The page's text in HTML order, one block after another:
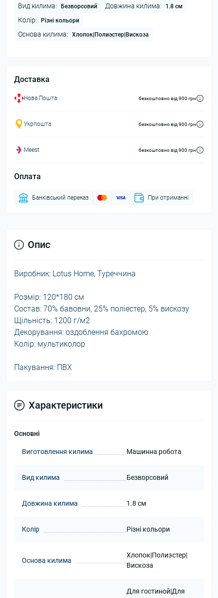
Вид килима: Безворсовий Довжина килима: 1.8 см
Колір: Різні кольори
Основа килима: Хлопок|Полиэстер|Вискоза
Доставка
Нова Пошта безкоштовно від 900 грн
Укрпошта безкоштовно від 900 грн
Meest безкоштовно від 900 грн
Оплата
Банківський переказ При отриманні
Опис
Виробник: Lotus Home, Туреччина
Розмір: 120*180 см
Состав: 70% бавовни, 25% поліестер, 5% вискозу
Щільність: 1200 г/м2
Декорування: оздоблення бахромою
Колір: мультиколор
Пакування: ПВХ
Характеристики
Основні
Виготовлення килима Машинна робота
Вид килима Безворсовий
Довжина килима 1.8 см
Колір Різні кольори
Основа килима
Хлопок|Полиэстер|
Вискоза
Для гостиной|Для